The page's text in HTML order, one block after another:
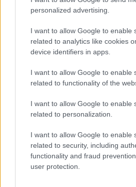
personalized advertising.
I want to allow Google to enable
related to analytics like cookies
device identifiers in apps.
I want to allow Google to enable
related to functionality of the
I want to allow Google to enable
related to personalization.
I want to allow Google to enable
related to security, including
functionality and fraud
user protection.
9 apps que valen oro
No son populares, pero sí